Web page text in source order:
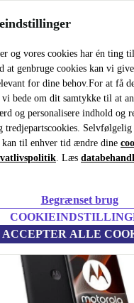
og vores cookies har én ting
at genbruge cookies kan vi
for dine behov.For at få
bede om dit samtykke til at
og personalisere indhold og
tredjepartscookies.
kan til enhver tid ændre dine
. Læs
Begrænset brug
ACCEPTER ALLE
I samarbejde med
50 Pro
SIM | Black Beauty